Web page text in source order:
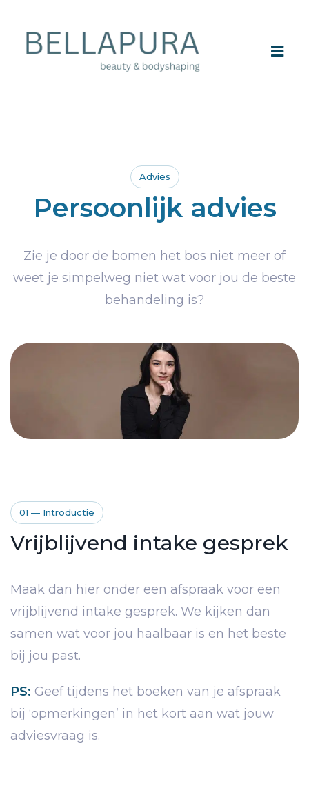
Advies
Persoonlijk advies
Zie je door de bomen het bos niet meer of
weet je simpelweg niet wat voor jou de beste
behandeling is?
01 — Introductie
Vrijblijvend intake gesprek
Maak dan hier onder een afspraak voor een
vrijblijvend intake gesprek. We kijken dan
samen wat voor jou haalbaar is en het beste
bij jou past.
PS: Geef tijdens het boeken van je afspraak
bij ‘opmerkingen’ in het kort aan wat jouw
adviesvraag is.